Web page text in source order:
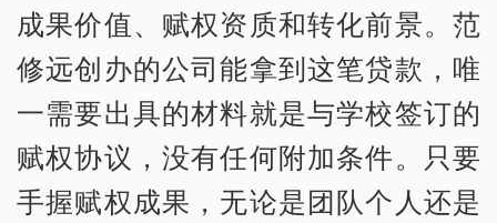
成果价值、赋权资质和转化前景。范
修远创办的公司能拿到这笔贷款，唯
一需要出具的材料就是与学校签订的
赋权协议，没有任何附加条件。只要
手握赋权成果，无论是团队个人还是